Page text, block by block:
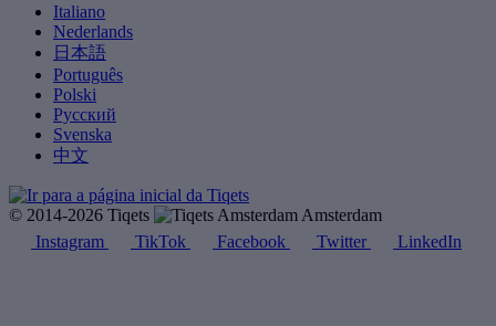
Italiano
Nederlands
日本語
Português
Polski
Русский
Svenska
中文
© 2014-2026 Tiqets
Amsterdam
Instagram
TikTok Facebook Twitter LinkedIn